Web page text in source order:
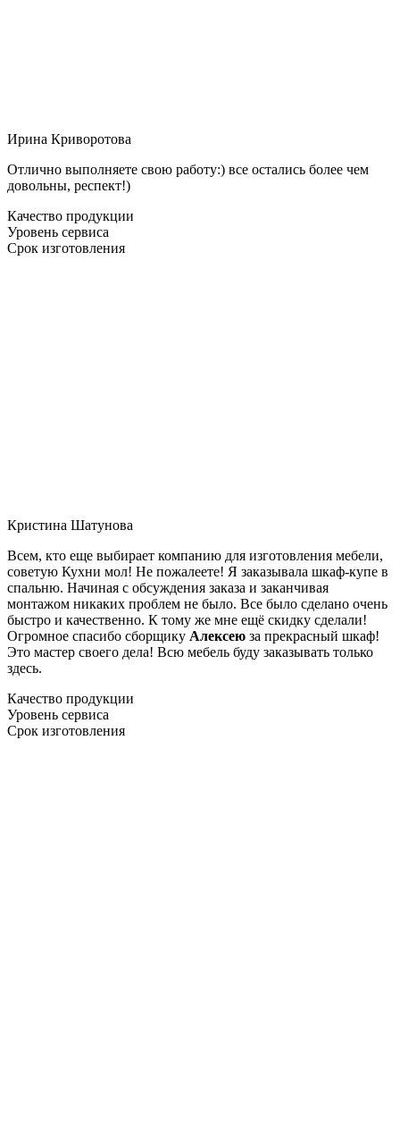
Ирина Криворотова
Отлично выполняете свою работу:) все остались более чем
довольны, респект!)
Качество продукции
Уровень сервиса
Срок изготовления
Кристина Шатунова
Всем, кто еще выбирает компанию для изготовления мебели,
советую Кухни мол! Не пожалеете! Я заказывала шкаф-купе в
спальню. Начиная с обсуждения заказа и заканчивая
монтажом никаких проблем не было. Все было сделано очень
быстро и качественно. К тому же мне ещё скидку сделали!
Огромное спасибо сборщику Алексею за прекрасный шкаф!
Это мастер своего дела! Всю мебель буду заказывать только
здесь.
Качество продукции
Уровень сервиса
Срок изготовления